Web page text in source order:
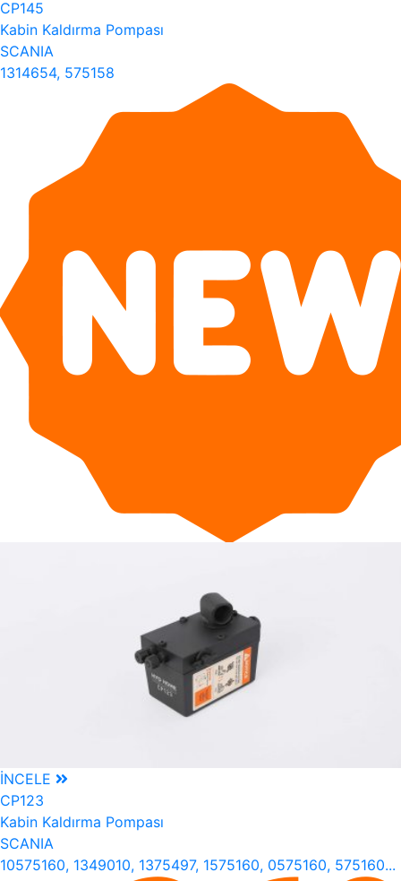
CP145
Kabin Kaldırma Pompası
SCANIA
1314654, 575158
İNCELE
CP123
Kabin Kaldırma Pompası
SCANIA
10575160, 1349010, 1375497, 1575160, 0575160, 575160...